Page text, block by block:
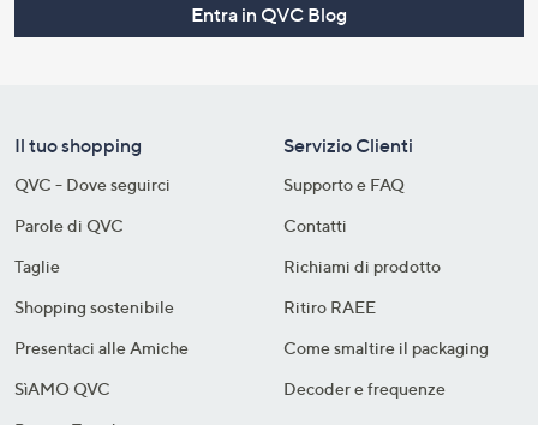
Entra in QVC Blog
Il tuo shopping
QVC - Dove seguirci
Parole di QVC
Taglie
Shopping sostenibile​
Presentaci alle Amiche
SìAMO QVC
Servizio Clienti
Supporto e FAQ
Contatti
Richiami di prodotto
Ritiro RAEE
Come smaltire il packaging​
Decoder e frequenze​